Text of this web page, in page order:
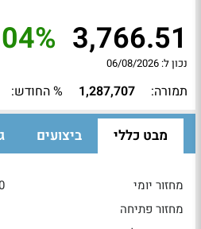
3,766.51
נכון ל: 06/08/2026
תמורה: 1,287,707 % החודש:
מבט כללי ביצועים
מחזור יומי
מחזור פתיחה